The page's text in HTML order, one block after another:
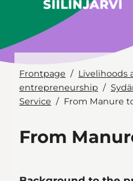
Frontpage
Livelihoods
entrepreneurship
Service
From Manure
From